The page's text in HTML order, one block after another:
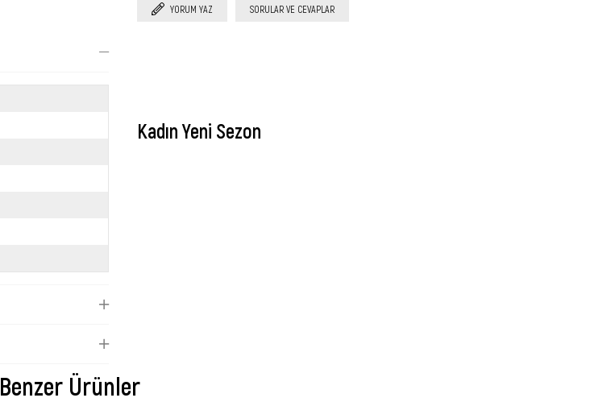
YORUM YAZ SORULAR VE CEVAPLAR
Kadın Yeni Sezon
Benzer Ürünler